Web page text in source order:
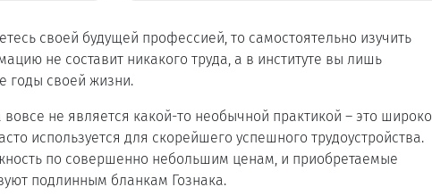
своей будущей профессией, то самостоятельно изучить
не составит никакого труда, а в институте вы лишь
годы своей жизни.
не является какой-то необычной практикой – это широко
используется для скорейшего успешного трудоустройства.
по совершенно небольшим ценам, и приобретаемые
подлинным бланкам Гознака.